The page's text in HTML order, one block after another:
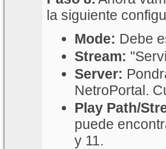
la siguiente
Mode: Debe
Stream:
Server:
NetroPortal.
Play Path/
puede
y 11.